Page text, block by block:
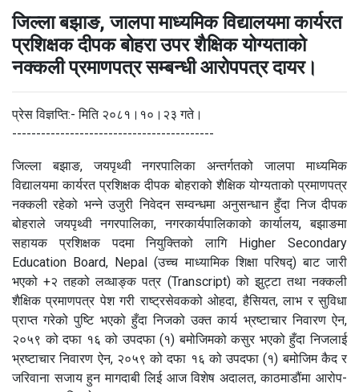
जिल्ला बझाङ, जालपा माध्यमिक विद्यालयमा कार्यरत
प्रशिक्षक दीपक बोहरा उपर शैक्षिक योग्यताको
नक्कली प्रमाणपत्र सम्बन्धी आरोपपत्र दायर।
प्रेस विज्ञप्ति:- मिति २०८१।१०।२३ गते।
------------------------------------------
जिल्ला बझाङ, जयपृथ्वी नगरपालिका अन्तर्गतको जालपा माध्यमिक
विद्यालयमा कार्यरत प्रशिक्षक दीपक बोहराको शैक्षिक योग्यताको प्रमाणपत्र
नक्कली रहेको भन्ने उजुरी निवेदन सम्वन्धमा अनुसन्धान हुँदा निज दीपक
बोहराले जयपृथ्वी नगरपालिका, नगरकार्यपालिकाको कार्यालय, बझाङमा
सहायक प्रशिक्षक पदमा नियुक्तिको लागि Higher Secondary
Education Board, Nepal (उच्च माध्यामिक शिक्षा परिषद्‍) बाट जारी
भएको +२ तहको लव्धाङ्क पत्र (Transcript) को झुट्टा तथा नक्कली
शैक्षिक प्रमाणपत्र पेश गरी राष्ट्रसेवकको ओहदा, हैसियत, लाभ र सुविधा
प्राप्त गरेको पुष्टि भएको हुँदा निजको उक्त कार्य भ्रष्टाचार निवारण ऐन,
२०५९ को दफा १६ को उपदफा (१) बमोजिमको कसुर भएको हुँदा निजलाई
भ्रष्टाचार निवारण ऐन, २०५९ को दफा १६ को उपदफा (१) बमोजिम कैद र
जरिवाना सजाय हुन मागदाबी लिई आज विशेष अदालत, काठमाडौंमा आरोप-